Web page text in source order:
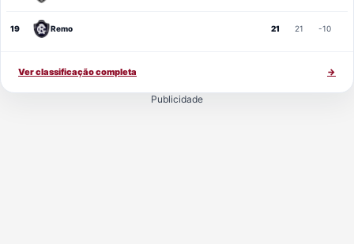
19 Remo 21 21 -10
Ver classificação completa →
Publicidade